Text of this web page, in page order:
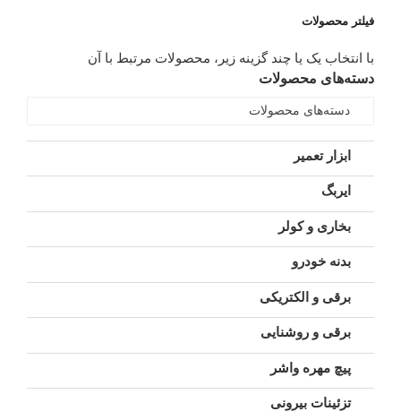
فیلتر محصولات
با انتخاب یک یا چند گزینه زیر، محصولات مرتبط با آن
دسته‌های محصولات
دسته‌های محصولات
ابزار تعمیر
ایربگ
بخاری و کولر
بدنه خودرو
برقی و الکتریکی
برقی و روشنایی
پیچ مهره واشر
تزئینات بیرونی